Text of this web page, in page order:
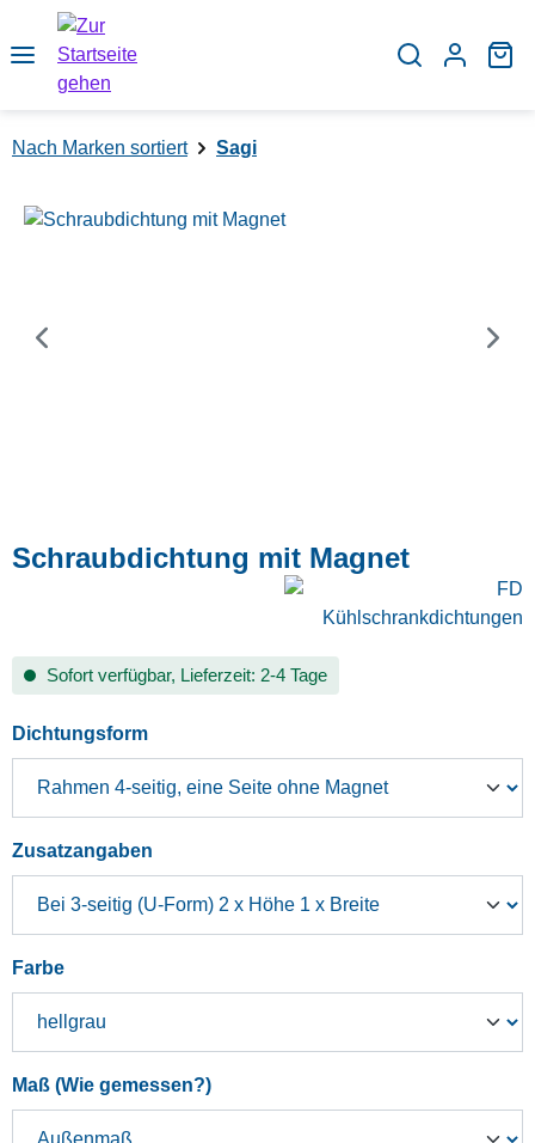
Zum Hauptinhalt springen
Nach Marken sortiert Sagi
Bildergalerie überspringen
Schraubdichtung mit Magnet
Sofort verfügbar, Lieferzeit: 2-4 Tage
Dichtungsformauswählen
Zusatzangaben
Farbeauswählen
Maß (Wie gemessen?)auswählen